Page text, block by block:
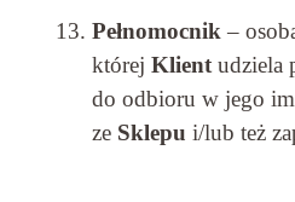
Pełnomocnik–
której Klientudziela
do odbioru w jego
ze Sklepu i/lub też